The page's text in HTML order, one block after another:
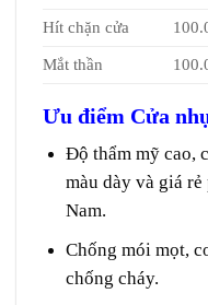
Hít chặn cửa
Mắt thần
Ưu điểm Cửa
Độ thẩm mỹ cao,
màu dày và giá
Nam.
Chống mói mọt,
chống cháy.